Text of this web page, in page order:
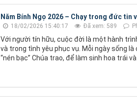
Năm Bính Ngọ 2026 – Chạy trong đức tin
18/02/2026 15:40:17 Đã xem: 589
Với người tín hữu, cuộc đời là một hành
và trong tình yêu phục vụ. Mỗi ngày sống
“nén bạc” Chúa trao, để làm sinh hoa trái